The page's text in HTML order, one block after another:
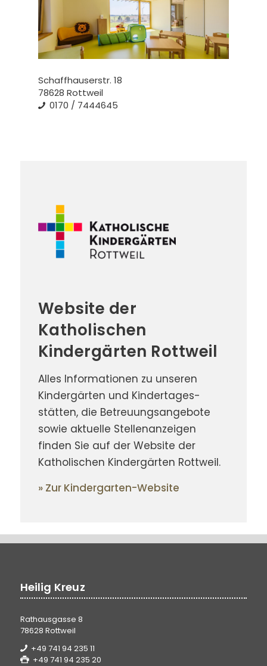
Schaffhauserstr. 18
78628 Rottweil
0170 / 7444645
Website der
Katholischen
Kindergärten Rottweil
Alles Infor­mationen zu unse­ren
Kinder­gärten und Kinder­tages­
stätten, die Betreuungs­angebote
sowie aktuelle Stellen­anzeigen
finden Sie auf der Web­site der
Katho­lischen Kinder­gärten Rott­weil.
» Zur Kindergarten-Website
Heilig Kreuz
Rathausgasse 8
78628 Rottweil
+49 741 94 235 11
+49 741 94 235 20